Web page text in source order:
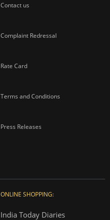
Contact us
Complaint Redressal
Rate Card
Terms and Conditions
Press Releases
ONLINE SHOPPING:
India Today Diaries